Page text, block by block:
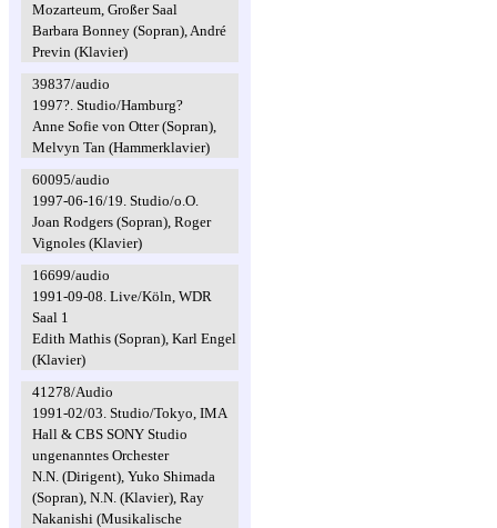
Mozarteum, Großer Saal
Barbara Bonney (Sopran), André
Previn (Klavier)
39837/audio
1997?. Studio/Hamburg?
Anne Sofie von Otter (Sopran),
Melvyn Tan (Hammerklavier)
60095/audio
1997-06-16/19. Studio/o.O.
Joan Rodgers (Sopran), Roger
Vignoles (Klavier)
16699/audio
1991-09-08. Live/Köln, WDR
Saal 1
Edith Mathis (Sopran), Karl Engel
(Klavier)
41278/Audio
1991-02/03. Studio/Tokyo, IMA
Hall & CBS SONY Studio
ungenanntes Orchester
N.N. (Dirigent), Yuko Shimada
(Sopran), N.N. (Klavier), Ray
Nakanishi (Musikalische